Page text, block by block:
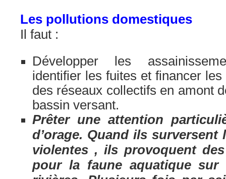
Les pollutions domestiques
Il faut :
Développer les
identifier les fuites et financer
des réseaux collectifs en amont
bassin versant.
Prêter une attention
d’orage. Quand ils
violentes , ils provoquent
pour la faune aquatique sur